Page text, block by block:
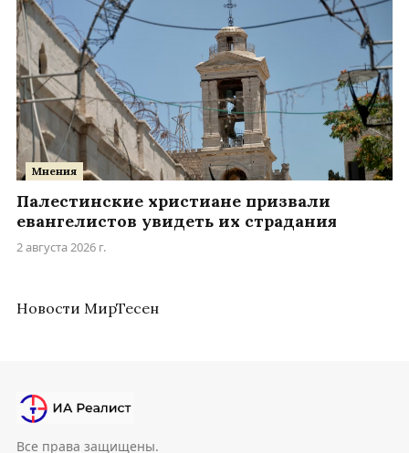
Мнения
Палестинские христиане призвали
евангелистов увидеть их страдания
2 августа 2026 г.
Новости МирТесен
Все права защищены.